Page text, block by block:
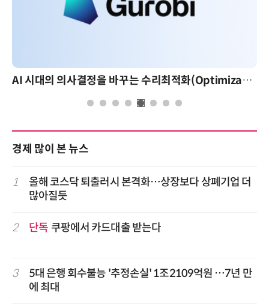
AI 시대의 의사결정을 바꾸는 수리최적화(Optimization): 실제 산업 적용 사례와 활용 전략
경제 많이 본 뉴스
1
올해 코스닥 퇴출러시 본격화…상장보다 상폐기업 더
많아질듯
2 단독 쿠팡에서 카드대출 받는다
3
5대 은행 회수불능 '추정손실' 1조2109억원 …7년 만
에 최대